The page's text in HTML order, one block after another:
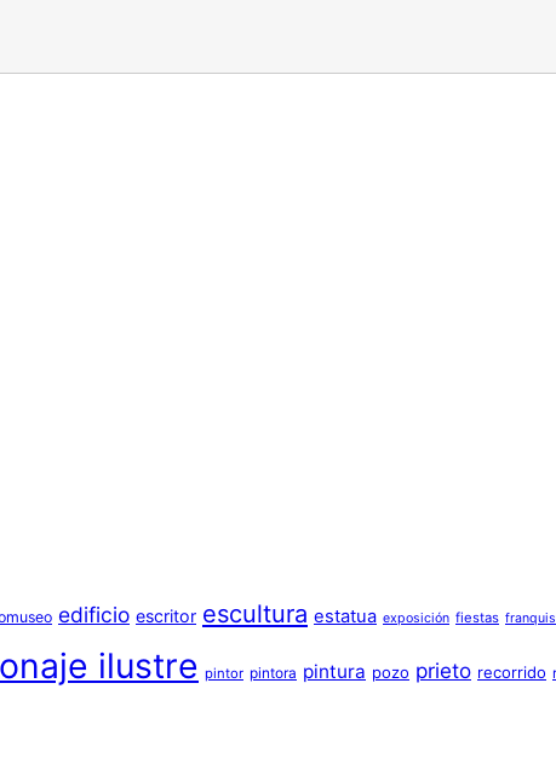
edificio escritor escultura estatua exposición fiestas
ilustre pintor pintora pintura pozo prieto recorrido